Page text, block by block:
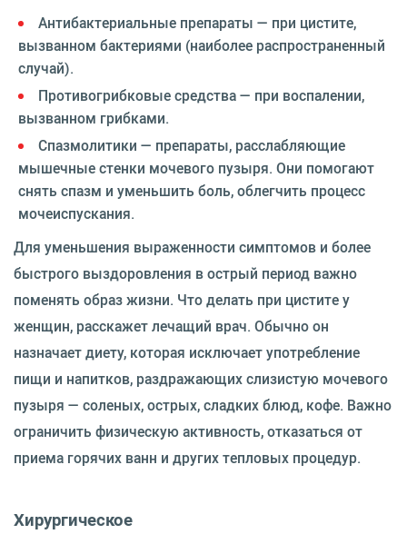
Антибактериальные препараты — при цистите,
вызванном бактериями (наиболее распространенный
случай).
Противогрибковые средства — при воспалении,
вызванном грибками.
Спазмолитики — препараты, расслабляющие
мышечные стенки мочевого пузыря. Они помогают
снять спазм и уменьшить боль, облегчить процесс
мочеиспускания.
Для уменьшения выраженности симптомов и более
быстрого выздоровления в острый период важно
поменять образ жизни. Что делать при цистите у
женщин, расскажет лечащий врач. Обычно он
назначает диету, которая исключает употребление
пищи и напитков, раздражающих слизистую мочевого
пузыря — соленых, острых, сладких блюд, кофе. Важно
ограничить физическую активность, отказаться от
приема горячих ванн и других тепловых процедур.
Хирургическое